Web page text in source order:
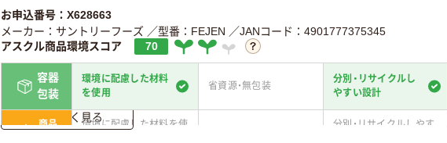
お申込番号：X628663
メーカー：サントリーフーズ ／型番：FEJEN ／JANコード：4901777375345
アスクル商品環境スコア
70
容器
包装
環境に配慮した材料
を使用
省資源・無包装
分別・リサイクルし
やすい設計
商品
環境に配慮した材料を使
分別・リサイクルしやす
詳しく見る